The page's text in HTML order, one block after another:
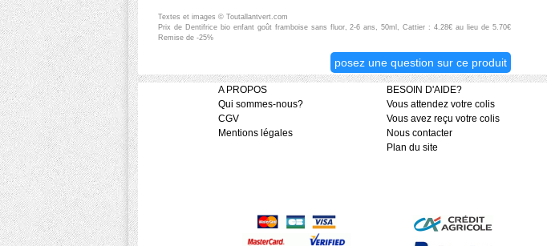
Textes et images © Toutallantvert.com
Prix de Dentifrice bio enfant goût framboise sans fluor, 2-6 ans, 50ml, Cattier : 4.28€ au lieu de 5.70€
Remise de -25%
posez une question sur ce produit
A PROPOS
Qui sommes-nous?
CGV
Mentions légales
BESOIN D'AIDE?
Vous attendez votre colis
Vous avez reçu votre colis
Nous contacter
Plan du site